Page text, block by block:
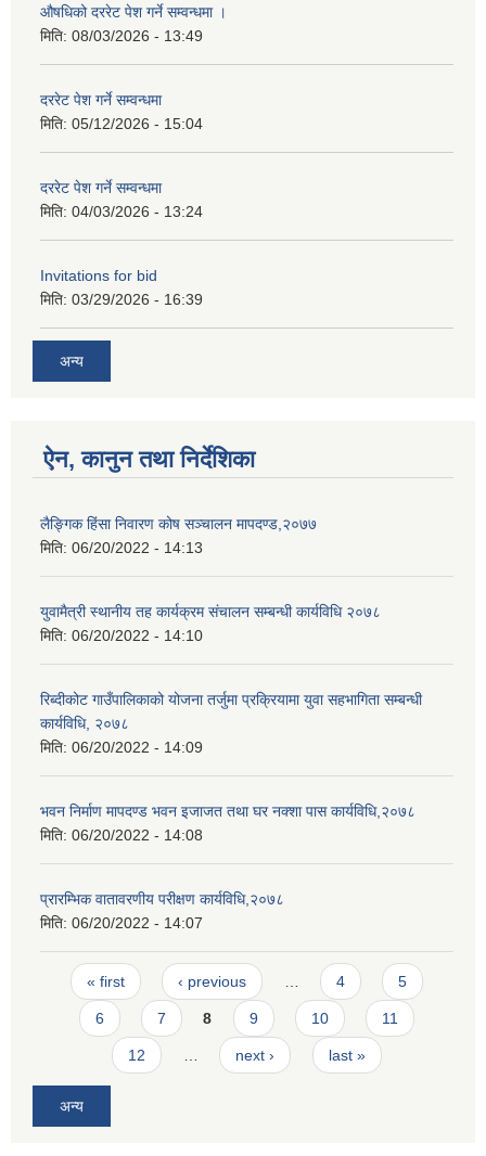
औषधिको दररेट पेश गर्ने सम्वन्धमा ।
मिति: 08/03/2026 - 13:49
दररेट पेश गर्ने सम्वन्धमा
मिति: 05/12/2026 - 15:04
दररेट पेश गर्ने सम्वन्धमा
मिति: 04/03/2026 - 13:24
Invitations for bid
मिति: 03/29/2026 - 16:39
अन्य
ऐन, कानुन तथा निर्देशिका
लैङ्गिक हिंसा निवारण कोष सञ्चालन मापदण्ड,२०७७
मिति: 06/20/2022 - 14:13
युवामैत्री स्थानीय तह कार्यक्रम संचालन सम्बन्धी कार्यविधि २०७८
मिति: 06/20/2022 - 14:10
रिब्दीकोट गाउँपालिकाको योजना तर्जुमा प्रक्रियामा युवा सहभागिता सम्बन्धी
कार्यविधि, २०७८
मिति: 06/20/2022 - 14:09
भवन निर्माण मापदण्ड भवन इजाजत तथा घर नक्शा पास कार्यविधि,२०७८
मिति: 06/20/2022 - 14:08
प्रारम्भिक वातावरणीय परीक्षण कार्यविधि,२०७८
मिति: 06/20/2022 - 14:07
Pages
« first ‹ previous … 4 5
6 7 8 9 10 11
12 … next › last »
अन्य